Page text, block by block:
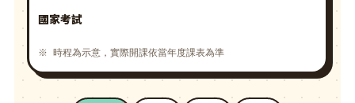
國家考試
※ 時程為示意，實際開課依當年度課表為準